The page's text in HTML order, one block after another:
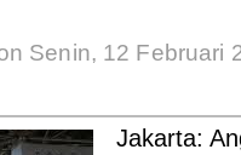
Senin, 12 Februari
Jakarta: